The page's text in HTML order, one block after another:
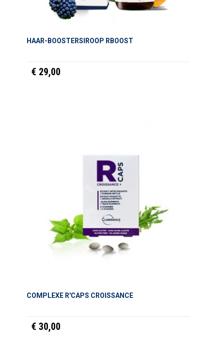
HAAR-BOOSTERSIROOP RBOOST
€ 29,00
COMPLEXE R'CAPS CROISSANCE
€ 30,00